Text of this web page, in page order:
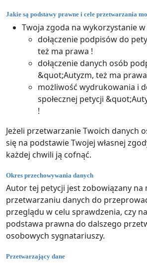
Jakie są podstawy prawne i cele przetwarzania
Twoja zgoda na wykorzystanie
dołączenie podpisów do
też ma prawa !
dołączenie danych osób
&quot;Autyzm, też ma
możliwość wydrukowania i
społecznej petycji
!
Jeżeli przetwarzanie Twoich danych
się na podstawie Twojej własnej
każdej chwili ją cofnąć.
Okres przechowywania danych
Autor tej petycji jest zobowiązany na
przetwarzaniu danych do
przeglądu w celu sprawdzenia, czy
podstawa prawna do dalszego
osobowych sygnatariuszy.
Przetwarzający dane